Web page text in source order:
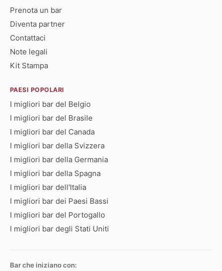
Prenota un bar
Diventa partner
Contattaci
Note legali
Kit Stampa
PAESI POPOLARI
I migliori bar del Belgio
I migliori bar del Brasile
I migliori bar del Canada
I migliori bar della Svizzera
I migliori bar della Germania
I migliori bar della Spagna
I migliori bar dell'Italia
I migliori bar dei Paesi Bassi
I migliori bar del Portogallo
I migliori bar degli Stati Uniti
Bar che iniziano con: